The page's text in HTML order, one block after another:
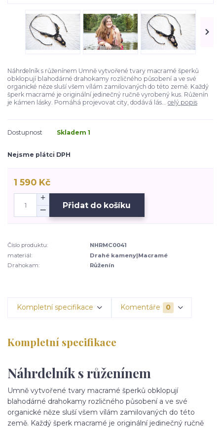
Náhrdelník s růženínem Umně vytvořené tvary macramé šperků
obklopují blahodárné drahokamy rozličného působení a ve své
organické něze sluší všem vílám zamilovaných do této země. Každý
šperk macramé je originální jedinečný ručně vyrobený kus. Růženín
je kámen lásky. Pomáhá projevovat city, dodává lás... celý popis
Dostupnost Skladem 1
Nejsme plátci DPH
1 590 Kč
Přidat do košíku
Číslo produktu:
NHRMC0041
materiál:
Drahé kameny|Macramé
Drahokam:
Růženín
Kompletní specifikace Komentáře 0
Kompletní specifikace
Náhrdelník s růženínem
Umně vytvořené tvary macramé šperků obklopují
blahodárné drahokamy rozličného působení a ve své
organické něze sluší všem vílám zamilovaných do této
země. Každý šperk macramé je originální jedinečný ručně